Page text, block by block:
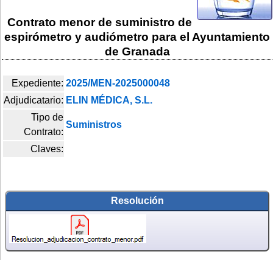
Contrato menor de suministro de
espirómetro y audiómetro para el Ayuntamiento
de Granada
Expediente: 2025/MEN-2025000048
Adjudicatario: ELIN MÉDICA, S.L.
Tipo de
Contrato:
Suministros
Claves:
Resolución